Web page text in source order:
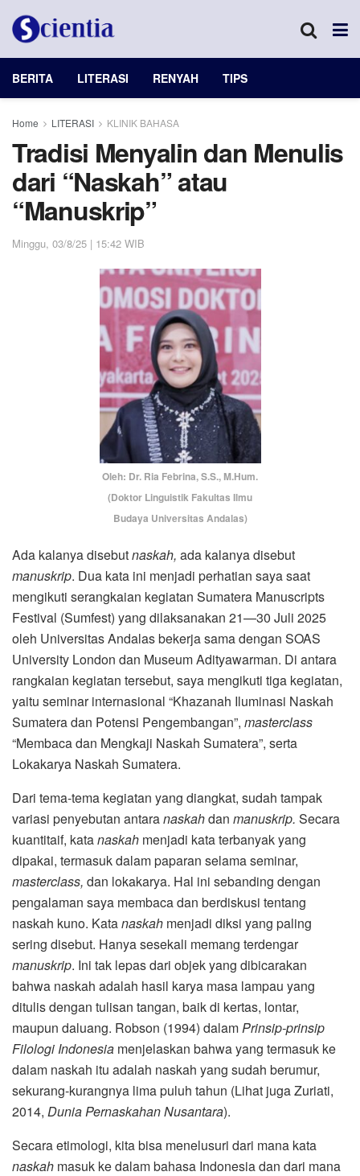
BERITA LITERASI RENYAH TIPS
Home LITERASI KLINIK BAHASA
Tradisi Menyalin dan Menulis
dari “Naskah” atau
“Manuskrip”
Minggu, 03/8/25 | 15:42 WIB
Oleh: Dr. Ria Febrina, S.S., M.Hum.
(Doktor Linguistik Fakultas Ilmu
Budaya Universitas Andalas)
Ada kalanya disebutnaskah, ada kalanya disebut
manuskrip. Dua kata ini menjadi perhatian saya saat
mengikuti serangkaian kegiatan Sumatera Manuscripts
Festival (Sumfest) yang dilaksanakan 21—30 Juli 2025
oleh Universitas Andalas bekerja sama dengan SOAS
University London dan Museum Adityawarman. Di antara
rangkaian kegiatan tersebut, saya mengikuti tiga kegiatan,
yaitu seminar internasional “Khazanah Iluminasi Naskah
Sumatera dan Potensi Pengembangan”, masterclass
“Membaca dan Mengkaji Naskah Sumatera”, serta
Lokakarya Naskah Sumatera.
Dari tema-tema kegiatan yang diangkat, sudah tampak
variasi penyebutan antaranaskahdan manuskrip. Secara
kuantitaif, katanaskah menjadi kata terbanyak yang
dipakai, termasuk dalam paparan selama seminar,
masterclass, dan lokakarya. Hal ini sebanding dengan
pengalaman saya membaca dan berdiskusi tentang
naskah kuno. Katanaskah menjadi diksi yang paling
sering disebut. Hanya sesekali memang terdengar
manuskrip. Ini tak lepas dari objek yang dibicarakan
bahwa naskah adalah hasil karya masa lampau yang
ditulis dengan tulisan tangan, baik di kertas, lontar,
maupun daluang. Robson (1994) dalamPrinsip-prinsip
Filologi Indonesia menjelaskan bahwa yang termasuk ke
dalam naskah itu adalah naskah yang sudah berumur,
sekurang-kurangnya lima puluh tahun (Lihat juga Zuriati,
2014, Dunia Pernaskahan Nusantara).
Secara etimologi, kita bisa menelusuri dari mana kata
naskah masuk ke dalam bahasa Indonesia dan dari mana